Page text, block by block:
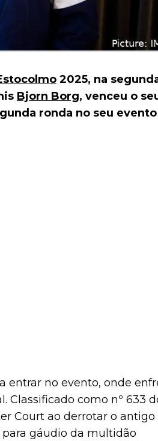
2025, na
Bjorn Borg, venceu o
ronda no seu evento
entrar no evento, onde
Classificado como nº 633
Court ao derrotar o antigo
gáudio da multidão